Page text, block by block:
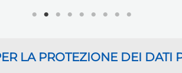
LA PROTEZIONE DEI DATI